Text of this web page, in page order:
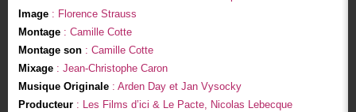
Image: Florence Strauss
Montage: Camille Cotte
Montage son: Camille Cotte
Mixage: Jean-Christophe Caron
Musique Originale: Arden Day et Jan Vysocky
Producteur: Les Films d’ici & Le Pacte, Nicolas Lebecque